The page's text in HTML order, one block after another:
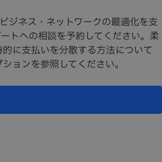
ジネス・ネットワークの最適化を支
トへの相談を予約してください。柔
に支払いを分散する方法について
ョンを参照してください。